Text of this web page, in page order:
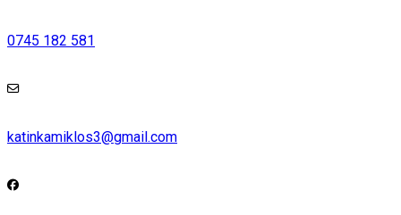
0745 182 581
katinkamiklos3@gmail.com